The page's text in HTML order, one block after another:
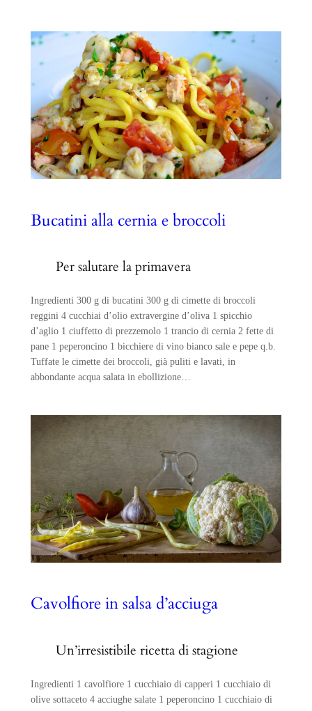
Bucatini alla cernia e broccoli
Per salutare la primavera
Ingredienti 300 g di bucatini 300 g di cimette di broccoli
reggini 4 cucchiai d’olio extravergine d’oliva 1 spicchio
d’aglio 1 ciuffetto di prezzemolo 1 trancio di cernia 2 fette di
pane 1 peperoncino 1 bicchiere di vino bianco sale e pepe q.b.
Tuffate le cimette dei broccoli, già puliti e lavati, in
abbondante acqua salata in ebollizione…
Cavolfiore in salsa d’acciuga
Un’irresistibile ricetta di stagione
Ingredienti 1 cavolfiore 1 cucchiaio di capperi 1 cucchiaio di
olive sottaceto 4 acciughe salate 1 peperoncino 1 cucchiaio di